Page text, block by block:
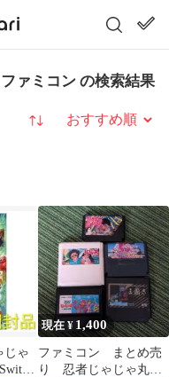
ァミコン の検索結果
並び替え
じゃ
現在 ¥ 1,400
ファミコン まとめ売
り 忍者じゃじゃ丸